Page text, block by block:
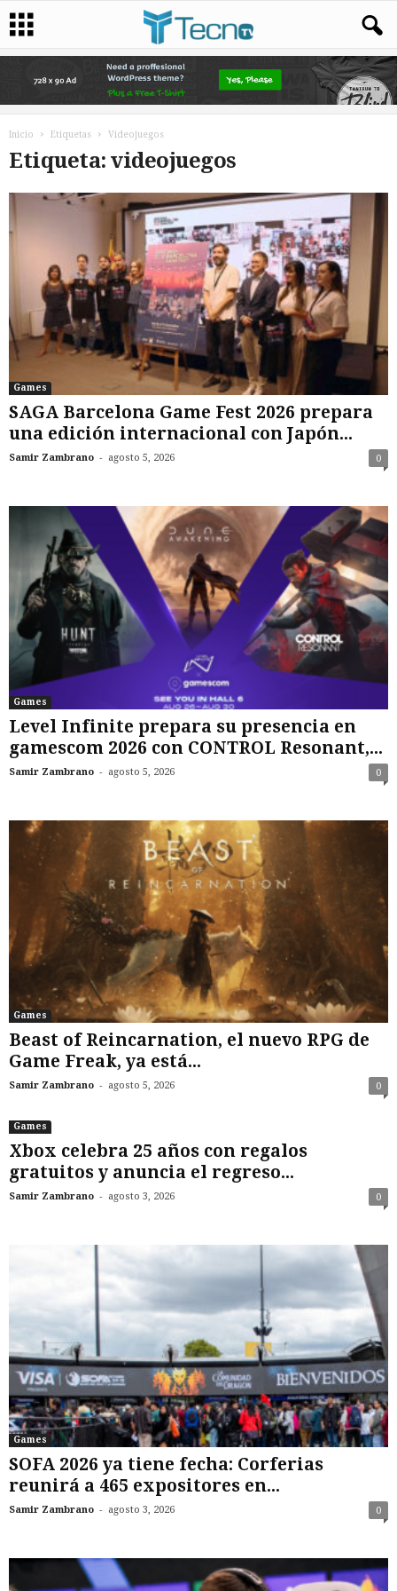
Inicio Etiquetas Videojuegos
Etiqueta: videojuegos
Games
SAGA Barcelona Game Fest 2026 prepara
una edición internacional con Japón...
Samir Zambrano - agosto 5, 2026 0
Games
Level Infinite prepara su presencia en
gamescom 2026 con CONTROL Resonant,...
Samir Zambrano - agosto 5, 2026 0
Games
Beast of Reincarnation, el nuevo RPG de
Game Freak, ya está...
Samir Zambrano - agosto 5, 2026 0
Games
Xbox celebra 25 años con regalos
gratuitos y anuncia el regreso...
Samir Zambrano - agosto 3, 2026 0
Games
SOFA 2026 ya tiene fecha: Corferias
reunirá a 465 expositores en...
Samir Zambrano - agosto 3, 2026 0